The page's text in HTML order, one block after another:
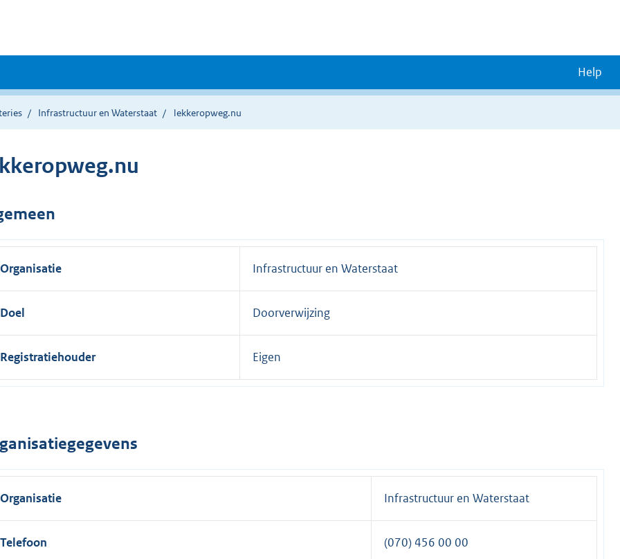
Help
Infrastructuur en Waterstaat lekkeropweg.nu
Organisatie Infrastructuur en Waterstaat
Doel Doorverwijzing
Registratiehouder Eigen
Organisatie Infrastructuur en Waterstaat
Telefoon (070) 456 00 00